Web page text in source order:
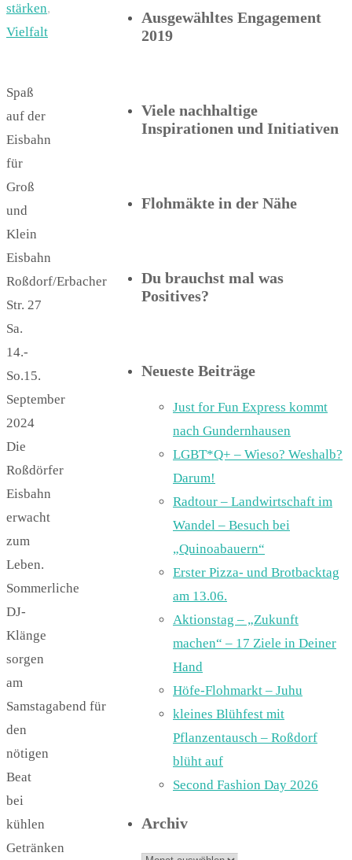
stärken,
Vielfalt
Spaß
auf der
Eisbahn
für
Groß
und
Klein
Eisbahn
Roßdorf/Erbacher
Str. 27
Sa.
14.-
So.15.
September
2024
Die
Roßdörfer
Eisbahn
erwacht
zum
Leben.
Sommerliche
DJ-
Klänge
sorgen
am
Samstagabend für
den
nötigen
Beat
bei
kühlen
Getränken
Ausgewähltes Engagement
2019
Viele nachhaltige
Inspirationen und Initiativen
Flohmäkte in der Nähe
Du brauchst mal was
Positives?
Neueste Beiträge
Just for Fun Express kommt
nach Gundernhausen
LGBT*Q+ – Wieso? Weshalb?
Darum!
Radtour – Landwirtschaft im
Wandel – Besuch bei
„Quinoabauern“
Erster Pizza- und Brotbacktag
am 13.06.
Aktionstag – „Zukunft
machen“ – 17 Ziele in Deiner
Hand
Höfe-Flohmarkt – Juhu
kleines Blühfest mit
Pflanzentausch – Roßdorf
blüht auf
Second Fashion Day 2026
Archiv